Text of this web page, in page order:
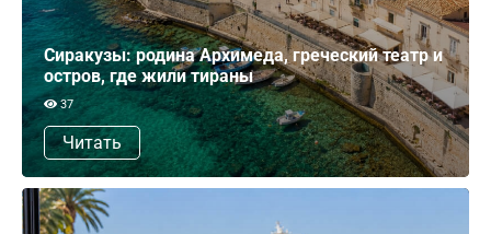
Сиракузы: родина Архимеда, греческий театр и
остров, где жили тираны
37
Читать